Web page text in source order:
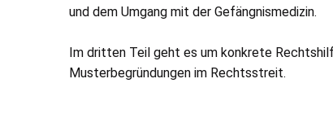
und dem Umgang mit der Gefängnismedizin.
Im dritten Teil geht es um konkrete
Musterbegründungen im Rechtsstreit.